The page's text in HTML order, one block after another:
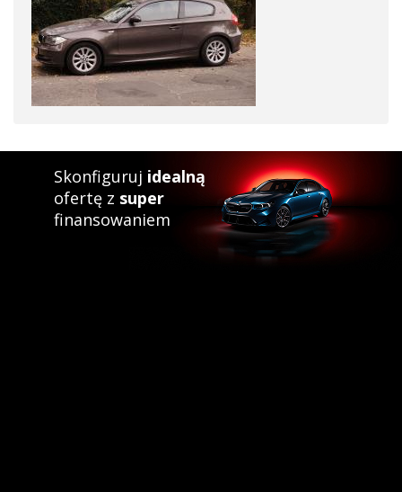
Skonfiguruj idealną
ofertę z super
finansowaniem